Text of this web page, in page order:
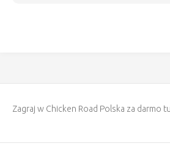
Zagraj w Chicken Road Polska za darmo